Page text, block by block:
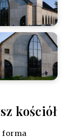
kościół
forma